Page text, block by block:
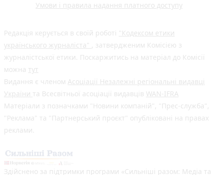
Умови і правила надання платного доступу
Редакція керується в своїй роботі "Кодексом етики
українського журналіста" , затвердженим Комісією з
журналістської етики. Поскаржитись на матеріал до Комісії
можна тут
Видання є членом Асоціації Незалежні регіональні видавці
України та Всесвітньої асоціації видавців WAN-IFRA
Матеріали з позначками "Новини компаній", "Прес-служба",
"Реклама" та "Партнерський проєкт" опубліковані на правах
реклами.
Здійснено за підтримки програми «Сильніші разом: Медіа та